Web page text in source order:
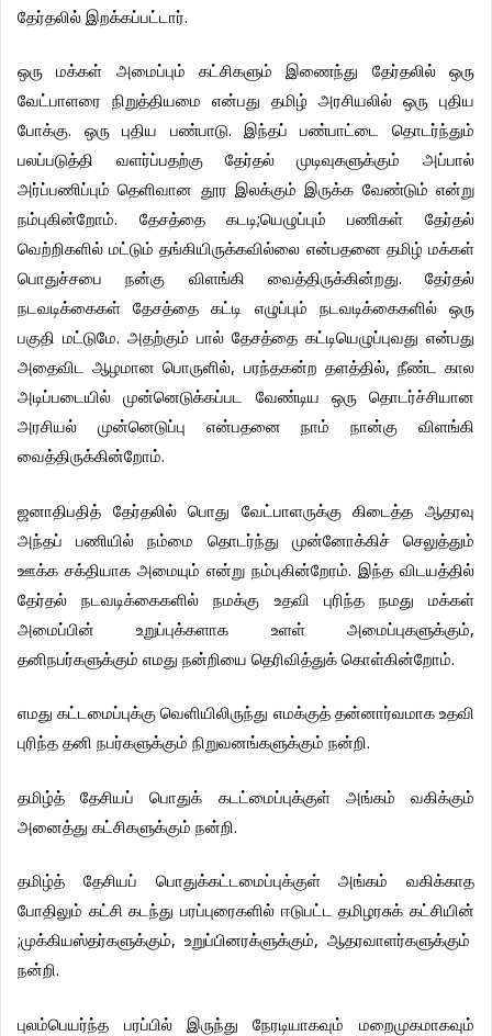
தேர்தலில் இறக்கப்பட்டார்.
ஒரு மக்கள் அமைப்பும் கட்சிகளும் இணைந்து தேர்தலில்
ஒரு
வேட்பாளரை
நிறுத்தியமை என்பது தமிழ் அரசியலில் ஒரு
புதிய
போக்கு. ஒரு புதிய பண்பாடு. இந்தப் பண்பாட்டை
தொடர்ந்தும்
பலப்படுத்தி
வளர்ப்பதற்கு தேர்தல் முடிவுகளுக்கும்
அப்பால்
அர்ப்பணிப்பும் தெளிவான தூர இலக்கும் இருக்க வேண்டும் என்று
நம்புகின்றோம். தேசத்தை கடடி;யெழுப்பும் பணிகள்
தேர்தல்
வெற்றிகளில் மட்டும் தங்கியிருக்கவில்லை என்பதனை தமிழ் மக்கள்
பொதுச்சபை
நன்கு விளங்கி வைத்திருக்கின்றது.
தேர்தல்
நடவடிக்கைகள்
தேசத்தை கட்டி எழுப்பும் நடவடிக்கைகளில்
ஒரு
பகுதி மட்டுமே.அதற்கும் பால் தேசத்தை கட்டியெழுப்புவது என்பது
அதைவிட ஆழமான பொருளில், பரந்தகன்ற தளத்தில், நீண்ட கால
அடிப்படையில்
முன்னெடுக்கப்பட வேண்டிய ஒரு
தொடர்ச்சியான
அரசியல்
முன்னெடுப்பு என்பதனை நாம் நான்கு
விளங்கி
வைத்திருக்கின்றோம்.
ஜனாதிபதித் தேர்தலில் பொது வேட்பாளருக்கு கிடைத்த
ஆதரவு
அந்தப்
பணியில் நம்மை தொடர்ந்து முன்னோக்கிச்
செலுத்தும்
ஊக்க சக்தியாக அமையும் என்று நம்புகின்றோம். இந்த விடயத்தில்
தேர்தல்
நடவடிக்கைகளில் நமக்கு உதவி புரிந்த நமது
மக்கள்
அமைப்பின்
உறுப்புக்களாக உளள் அமைப்புகளுக்கும்,
தனிநபர்களுக்கும் எமது நன்றியை தெரிவித்துக் கொள்கின்றோம்.
எமது கட்டமைப்புக்கு வெளியிலிருந்து எமக்குத் தன்னார்வமாக உதவி
புரிந்த தனி நபர்களுக்கும் நிறுவனங்களுக்கும் நன்றி.
தமிழ்த் தேசியப் பொதுக் கடட்மைப்புக்குள் அங்கம்
வகிக்கும்
அனைத்து கட்சிகளுக்கும் நன்றி.
தமிழ்த் தேசியப் பொதுக்கட்டமைப்புக்குள் அங்கம்
வகிக்காத
போதிலும் கட்சி கடந்து பரப்புரைகளில் ஈடுபட்ட தமிழரசுக் கட்சியின்
;முக்கியஸ்தர்களுக்கும்,உறுப்பினரக்ளுக்கும், ஆதரவாளர்களுக்கும்
நன்றி.
புலம்பெயர்ந்த பரப்பில் இருந்து நேரடியாகவும்
மறைமுகமாகவும்